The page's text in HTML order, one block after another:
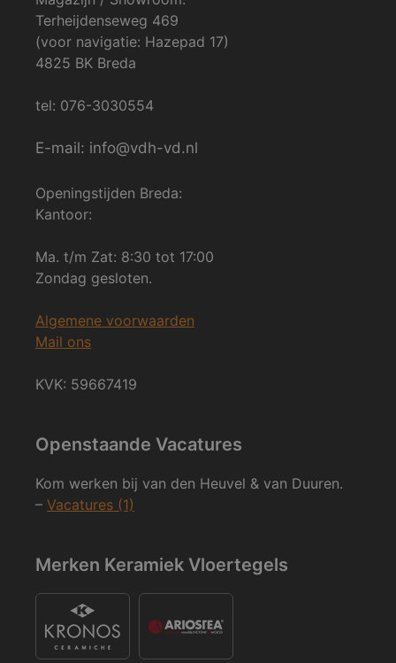
Terheijdenseweg 469
(voor navigatie: Hazepad 17)
4825 BK Breda
tel: 076-3030554
E-mail: info@vdh-vd.nl
Openingstijden Breda:
Kantoor:
Ma. t/m Zat: 8:30 tot 17:00
Zondag gesloten.
Algemene voorwaarden
Mail ons
KVK: 59667419
Openstaande Vacatures
Kom werken bij van den Heuvel & van Duuren.
– Vacatures (1)
Merken Keramiek Vloertegels